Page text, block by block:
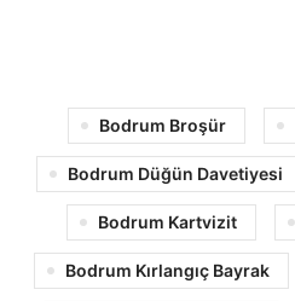
Bodrum Broşür
Bodrum Düğün Davetiyesi
Bodrum Kartvizit
Bodrum Kırlangıç Bayrak